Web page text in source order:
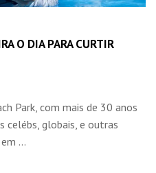
O DIA PARA CURTIR
Park, com mais de 30 anos
celébs, globais, e outras
...